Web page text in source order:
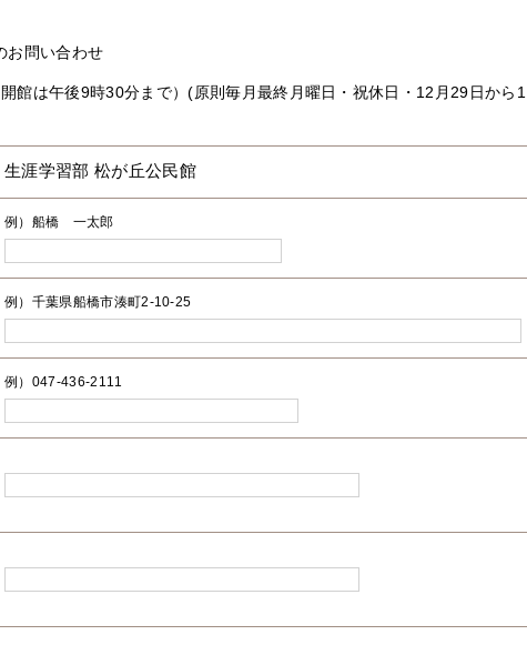
お問い合わせ
館は午後9時30分まで）(原則毎月最終月曜日・祝休日・12月29日から1
生涯学習部 松が丘公民館
例）船橋 一太郎
例）千葉県船橋市湊町2-10-25
例）047-436-2111